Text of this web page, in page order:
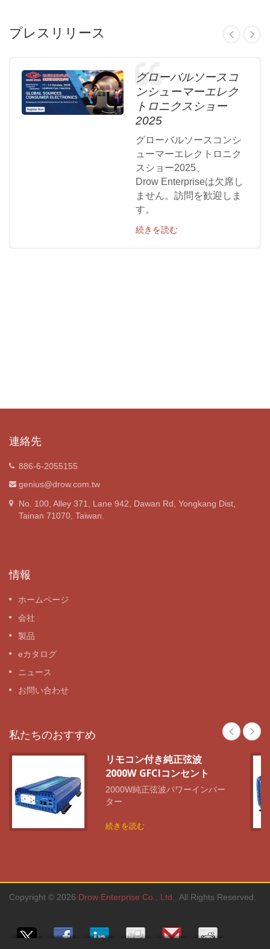
プレスリリース
グローバルソースコ
ンシューマーエレク
トロニクスショー
2025
グローバルソースコンシ
ューマーエレクトロニク
スショー2025、
Drow Enterpriseは欠席し
ません。訪問を歓迎しま
す。
続きを読む
連絡先
886-6-2055155
genius@drow.com.tw
No. 100, Alley 371, Lane 942, Dawan Rd, Yongkang Dist,
Tainan 71070, Taiwan.
情報
ホームページ
会社
製品
eカタログ
ニュース
お問い合わせ
私たちのおすすめ
リモコン付き純正弦波
2000W GFCIコンセント
2000W純正弦波パワーインバー
ター
続きを読む
Copyright © 2026 Drow Enterprise Co., Ltd. . All Rights Reserved.